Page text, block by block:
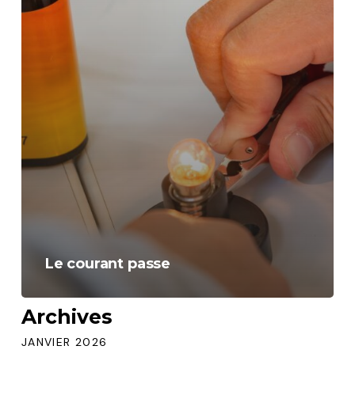
Le courant passe
Archives
JANVIER 2026